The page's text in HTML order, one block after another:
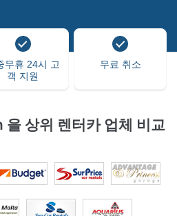
무휴 24시 고
객 지원
무료 취소
상위 렌터카 업체 비교